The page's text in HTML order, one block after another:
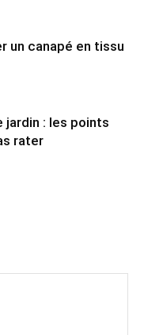
un canapé en tissu
jardin : les points
rater